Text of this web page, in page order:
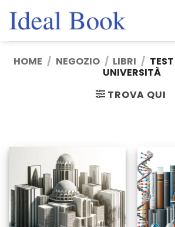
HOME / NEGOZIO / LIBRI /
UNIVERSITÀ
TROVA QUI